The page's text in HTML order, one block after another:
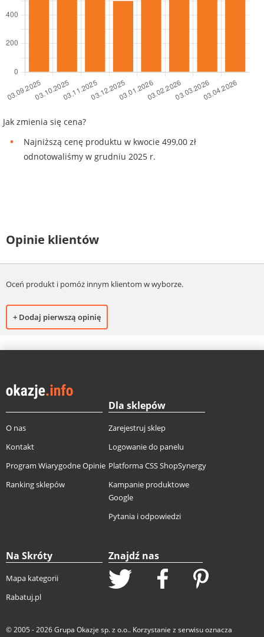
Jak zmienia się cena?
Najniższą cenę produktu w kwocie 499,00 zł
odnotowaliśmy w grudniu 2025 r.
Opinie klientów
Oceń produkt i pomóż innym klientom w wyborze.
+ Dodaj pierwszą opinię
O nas
Kontakt
Program Wiarygodne Opinie
Ranking sklepów
Dla sklepów
Zarejestruj sklep
Logowanie do panelu
Platforma CSS ShopSynergy
Kampanie produktowe
Google
Pytania i odpowiedzi
Na Skróty
Mapa kategorii
Rabatuj.pl
Znajdź nas
© 2005 - 2026Grupa Okazje sp. z o.o.. Korzystanie z serwisu oznacza